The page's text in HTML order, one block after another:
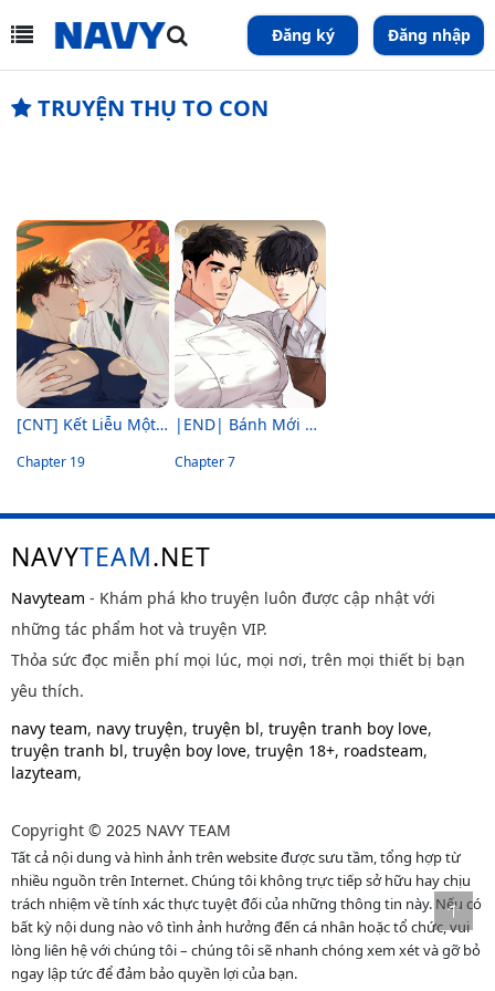
Đăng ký Đăng nhập
TRUYỆN THỤ TO CON
[CNT] Kết Liễu Một Vị Thần
Chapter 19
|END| Bánh Mới Khó Cưỡng
Chapter 7
NAVYTEAM.NET
Navyteam - Khám phá kho truyện luôn được cập nhật với
những tác phẩm hot và truyện VIP.
Thỏa sức đọc miễn phí mọi lúc, mọi nơi, trên mọi thiết bị bạn
yêu thích.
navy team, navy truyện, truyện bl, truyện tranh boy love,
truyện tranh bl, truyện boy love, truyện 18+, roadsteam,
lazyteam,
Copyright © 2025 NAVY TEAM
Tất cả nội dung và hình ảnh trên website được sưu tầm, tổng hợp từ
nhiều nguồn trên Internet. Chúng tôi không trực tiếp sở hữu hay chịu
trách nhiệm về tính xác thực tuyệt đối của những thông tin này. Nếu có
bất kỳ nội dung nào vô tình ảnh hưởng đến cá nhân hoặc tổ chức, vui
lòng liên hệ với chúng tôi – chúng tôi sẽ nhanh chóng xem xét và gỡ bỏ
ngay lập tức để đảm bảo quyền lợi của bạn.